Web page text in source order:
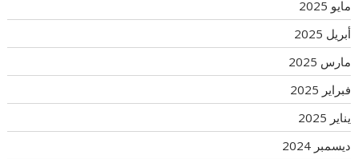
مايو 2025
أبريل 2025
مارس 2025
فبراير 2025
يناير 2025
ديسمبر 2024